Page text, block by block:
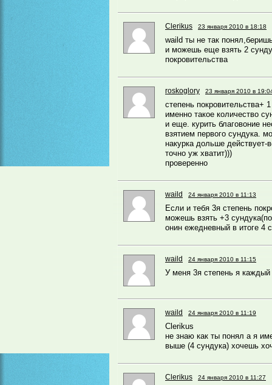
Clerikus 23 января 2010 в 18:18
waild ты не так
и можешь еще взять 2
покровительства
roskoglory 23 января 2010 в
степень покровительства+
именно такое количество
и еще. курить благовоние
взятием первого сундука.
накурка дольше действует-
точно уж хватит)))
проверенно
waild 24 января 2010 в 11:13
Если и тебя 3я степень
можешь взять +3
онин ежедневный в итоге 4
waild 24 января 2010 в 11:15
У меня 3я степень я
waild 24 января 2010 в 11:19
Clerikus
не знаю как ты понял а я
выше (4 сундука) хочешь
Clerikus 24 января 2010 в 11:27